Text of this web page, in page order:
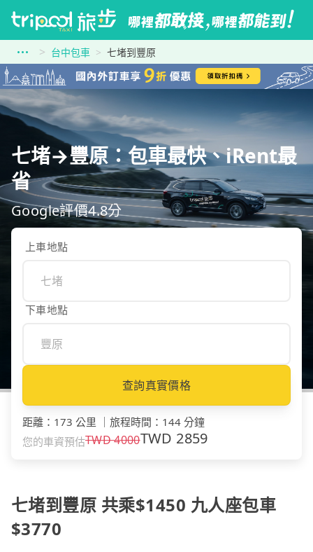
台中包車 七堵到豐原
七堵→豐原：包車最快、iRent最
省
Google評價4.8分
上車地點
下車地點
查詢真實價格
距離 ： 173 公里 旅程時間 ： 144 分鐘
您的車資預估TWD4000TWD 2859
七堵到豐原 共乘$1450 九人座包車
$3770